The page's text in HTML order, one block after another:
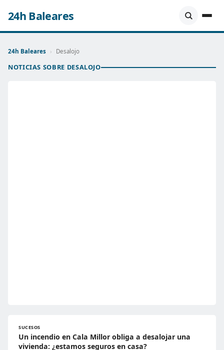
24h Baleares
24h Baleares › Desalojo
NOTICIAS SOBRE DESALOJO
SUCESOS
Un incendio en Cala Millor obliga a desalojar una
vivienda: ¿estamos seguros en casa?